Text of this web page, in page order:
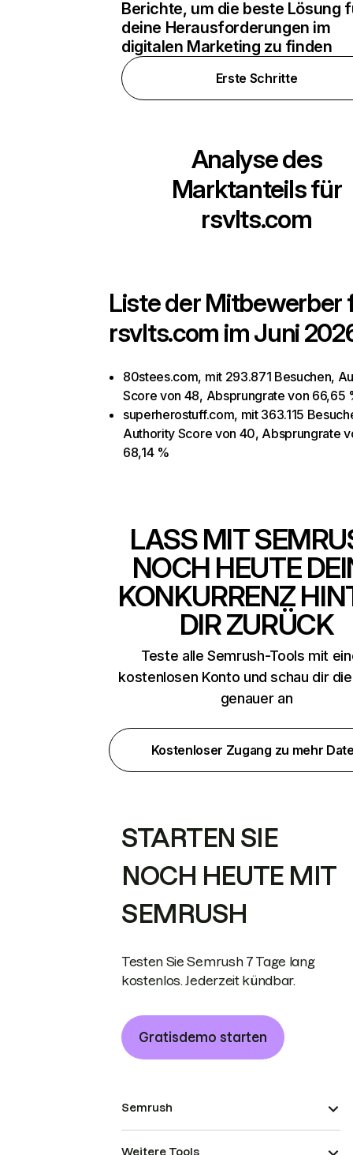
Berichte, um die beste Lösung
deine Herausforderungen im
digitalen Marketing zu finden
Erste Schritte
Analyse des
Marktanteils für
rsvlts.com
Liste der Mitbewerber
rsvlts.com im Juni
80stees.com, mit 293.871 Besuchen,
Score von 48, Absprungrate von 66,65
superherostuff.com, mit 363.115
Authority Score von 40, Absprungrate
68,14 %
LASS MIT
NOCH HEUTE
KONKURRENZ
DIR ZURÜCK
Teste alle Semrush-Tools mit
kostenlosen Konto und schau dir
genauer an
Kostenloser Zugang zu mehr
STARTEN SIE
NOCH HEUTE MIT
SEMRUSH
Testen Sie Semrush 7 Tage lang
kostenlos. Jederzeit kündbar.
Gratisdemo starten
Semrush
Weitere Tools